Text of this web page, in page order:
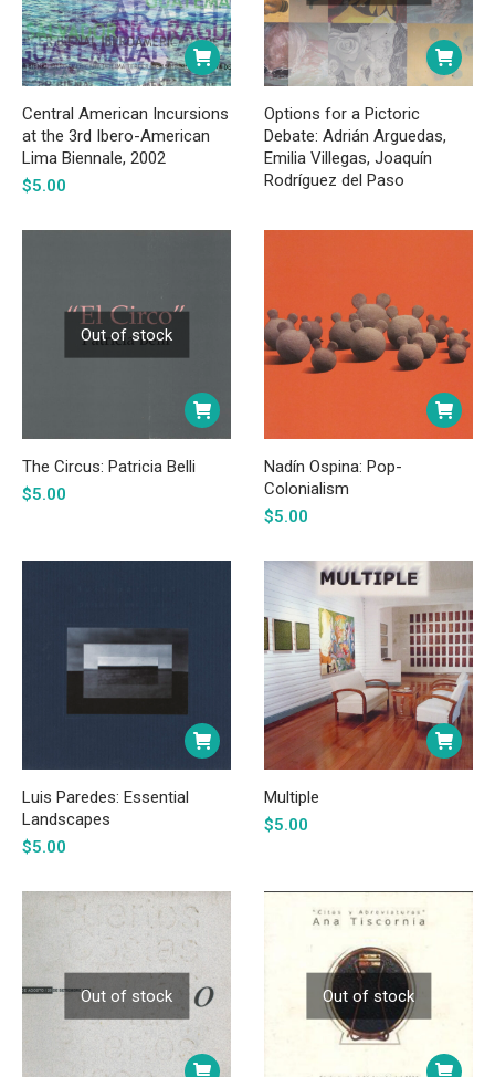
Central American Incursions
at the 3rd Ibero-American
Lima Biennale, 2002
$5.00
Options for a Pictoric
Debate: Adrián Arguedas,
Emilia Villegas, Joaquín
Rodríguez del Paso
Out of stock
The Circus: Patricia Belli
$5.00
Nadín Ospina: Pop-
Colonialism
$5.00
Luis Paredes: Essential
Landscapes
$5.00
Multiple
$5.00
Out of stock Out of stock